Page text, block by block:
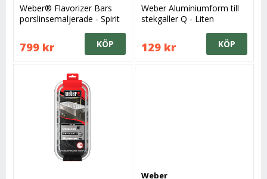
Weber® Flavorizer Bars
porslinsemaljerade - Spirit
799 kr KÖP
Weber Aluminiumform till
stekgaller Q - Liten
129 kr KÖP
Weber